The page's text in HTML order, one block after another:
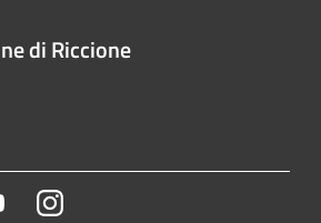
di Riccione
YoutubeInstagram